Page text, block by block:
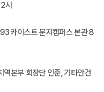
시
카이스트 문지캠퍼스 본관 8
본부 회장단 인준, 기타안건